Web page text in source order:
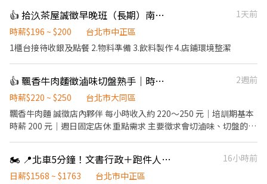
👍 拾汣茶屋誠徵早晚班（長期）南陽/三重
1天前
時薪$196 ~ $200
台北市中正區
1櫃台接待收銀及點餐 2.物料準備 3.飲料製作 4.店鋪環境整潔
👍 飄香牛肉麵徵滷味切盤熟手｜時薪最高250｜週日固定休
2週前
時薪$220 ~ $250
台北市大同區
飄香牛肉麵 誠徵店內夥伴 每小時收入約 220～250 元｜培訓期基本
時薪 200 元｜週日固定店休 重點需求 主要徵求會切滷味、切盤的熟
容 主要工作包含： 切滷味、切菜、煮麵、出餐、POS 收銀結帳、備
料、環境整理。 早班人員需協助開店。 工作區域 餐期採一人負責一
🏍️ 📍北車5分鐘！文書行政＋跑件人員｜福利滿滿等你
16小時前
日薪$1568 ~ $1763
台北市中正區